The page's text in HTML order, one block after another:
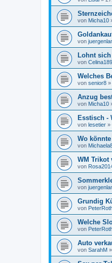
von Micha10
von
Lohnt
von Celina189
Welches
von senior8 »
Anzug
von Micha10
Esstisch -
von lesetier »
Wo
von
WM Trikot
von
von
Grundig
von
Welche
von
Auto
von SarahM »